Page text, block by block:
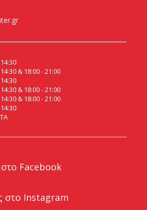
& 18:00 - 21:00
& 18:00 - 21:00
& 18:00 - 21:00
στο Facebook
στο Instagram